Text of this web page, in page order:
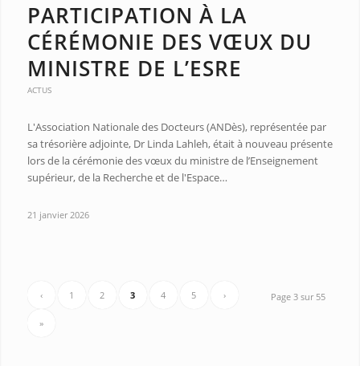
PARTICIPATION À LA
CÉRÉMONIE DES VŒUX DU
MINISTRE DE L’ESRE
ACTUS
L'Association Nationale des Docteurs (ANDès), représentée par
sa trésorière adjointe, Dr Linda Lahleh, était à nouveau présente
lors de la cérémonie des vœux du ministre de l’Enseignement
supérieur, de la Recherche et de l'Espace…
21 janvier 2026
Page 3 sur 55
‹ 1 2 3 4 5 ›
»